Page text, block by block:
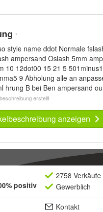
*
style name ddot Normale
ampersand Oslash 5mm
10 12dot00 15 21 5
9 Abholung alle an
hrung B bei Ben ampersand
erstellt
anzeigen
positiv
2758 Verkäufe
Gewerblich
Kontakt